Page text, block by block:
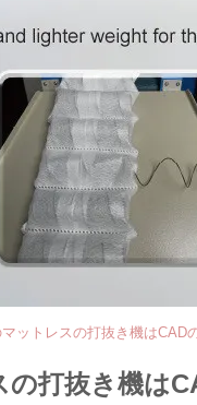
ットレスの打抜き機はCAD
打抜き機は